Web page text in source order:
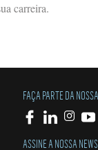
carreira.
FAÇA PARTE DA
ASSINE A NOSSA